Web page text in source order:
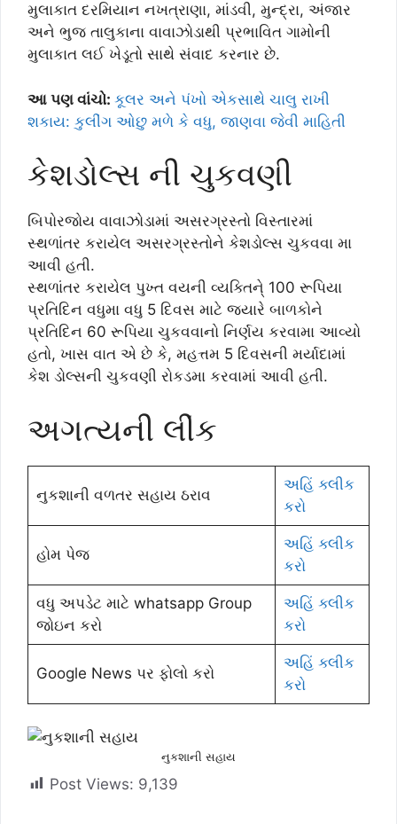
મુલાકાત દરમિયાન નખત્રાણા, માંડવી, મુન્દ્રા, અંજાર
અને ભુજ તાલુકાના વાવાઝોડાથી પ્રભાવિત ગામોની
મુલાકાત લઈ ખેડૂતો સાથે સંવાદ કરનાર છે.
આ પણ વાંચો: કૂલર અને પંખો એકસાથે ચાલુ રાખી
શકાય: કુલીંગ ઓછુ મળે કે વધુ, જાણવા જેવી માહિતી
કેશડોલ્સ ની ચુકવણી
બિપોરજોય વાવાઝોડામાં અસરગ્રસ્તો વિસ્તારમાં
સ્થળાંતર કરાયેલ અસરગ્રસ્તોને કેશડોલ્સ ચુકવવા મા
આવી હતી.
સ્થળાંતર કરાયેલ પુખ્ત વયની વ્યક્તિને્ 100 રૂપિયા
પ્રતિદિન વધુમા વધુ 5 દિવસ માટે જ્યારે બાળકોને
પ્રતિદિન 60 રૂપિયા ચુકવવાનો નિર્ણય કરવામા આવ્યો
હતો, ખાસ વાત એ છે કે, મહત્તમ 5 દિવસની મર્યાદામાં
કેશ ડોલ્સની ચુકવણી રોકડમા કરવામાં આવી હતી.
અગત્યની લીંક
નુકશાની વળતર સહાય ઠરાવ
અહિં ક્લીક
કરો
હોમ પેજ
અહિં ક્લીક
કરો
વધુ અપડેટ માટે whatsapp Group
જોઇન કરો
અહિં ક્લીક
કરો
Google News પર ફોલો કરો
અહિં ક્લીક
કરો
નુકશાની સહાય
Post Views: 9,139